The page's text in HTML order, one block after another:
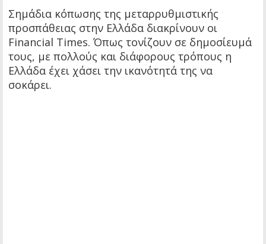
Σημάδια κόπωσης της μεταρρυθμιστικής
προσπάθειας στην Ελλάδα διακρίνουν οι
Financial Times. Όπως τονίζουν σε δημοσίευμά
τους, με πολλούς και διάφορους τρόπους η
Ελλάδα έχει χάσει την ικανότητά της να
σοκάρει.